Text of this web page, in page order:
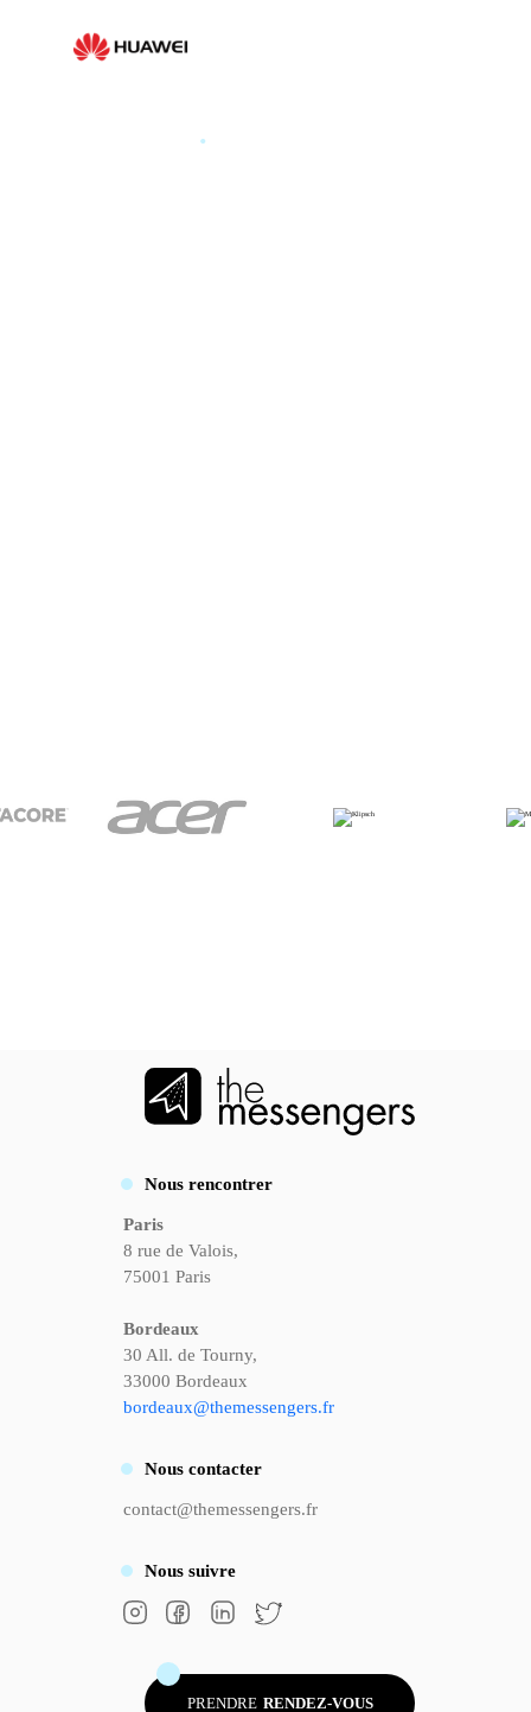
.
Nous rencontrer
Paris
8 rue de Valois,
75001 Paris
Bordeaux
30 All. de Tourny,
33000 Bordeaux
bordeaux@themessengers.fr
Nous contacter
contact@themessengers.fr
Nous suivre
PRENDRE RENDEZ-VOUS